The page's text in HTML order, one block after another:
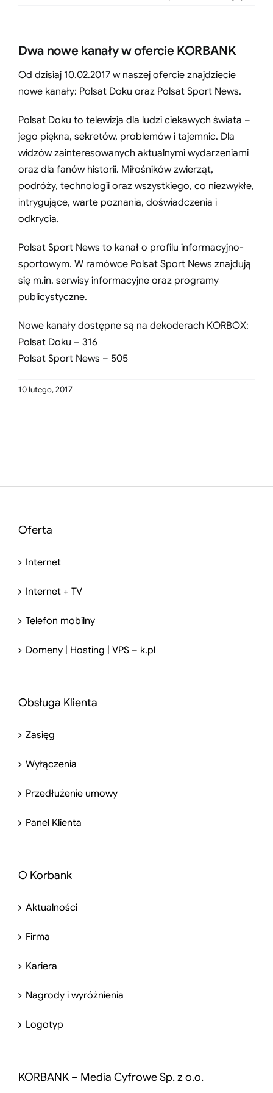
Dwa nowe kanały w ofercie KORBANK
Od dzisiaj 10.02.2017 w naszej ofercie znajdziecie
nowe kanały: Polsat Doku oraz Polsat Sport News.
Polsat Doku to telewizja dla ludzi ciekawych świata –
jego piękna, sekretów, problemów i tajemnic. Dla
widzów zainteresowanych aktualnymi wydarzeniami
oraz dla fanów historii. Miłośników zwierząt,
podróży, technologii oraz wszystkiego, co niezwykłe,
intrygujące, warte poznania, doświadczenia i
odkrycia.
Polsat Sport News to kanał o profilu informacyjno-
sportowym. W ramówce Polsat Sport News znajdują
się m.in. serwisy informacyjne oraz programy
publicystyczne.
Nowe kanały dostępne są na dekoderach KORBOX:
Polsat Doku – 316
Polsat Sport News – 505
10 lutego, 2017
Oferta
Internet
Internet + TV
Telefon mobilny
Domeny | Hosting | VPS – k.pl
Obsługa Klienta
Zasięg
Wyłączenia
Przedłużenie umowy
Panel Klienta
O Korbank
Aktualności
Firma
Kariera
Nagrody i wyróżnienia
Logotyp
KORBANK – Media Cyfrowe Sp. z o.o.